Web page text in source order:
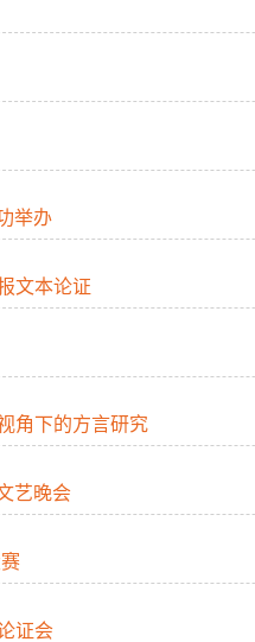
举办
文本论证
角下的方言研究
艺晚会
证会